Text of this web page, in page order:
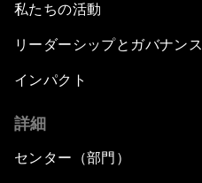
私たちの活動
リーダーシップとガバナンス
インパクト
詳細
センター（部門）